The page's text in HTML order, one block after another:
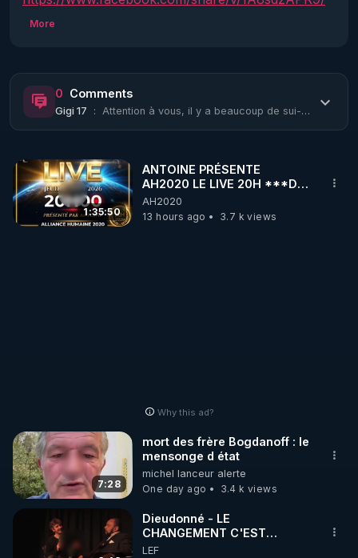
More
0 Comments
Gigi 17 : Attention à vous, il y a beaucoup de sui-ci-des organisés!
1:35:50
ANTOINE PRÉSENTE
AH2020 LE LIVE 20H ***DU
06/08/2026***
AH2020
13 hours ago
3.7 k views
Why this ad?
7:28
mort des frère Bogdanoff : le
mensonge d état
michel lanceur alerte
One day ago
3.4 k views
Dieudonné - LE
CHANGEMENT C'EST
MAINTENANT
LEF